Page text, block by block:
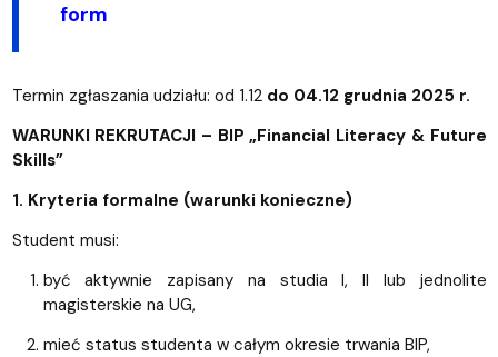
form
Termin zgłaszania udziału: od 1.12do 04.12 grudnia 2025 r.
WARUNKI REKRUTACJI – BIP „Financial Literacy & Future
Skills”
1. Kryteria formalne (warunki konieczne)
Student musi:
być aktywnie zapisany na studia I, II lub jednolite
magisterskie na UG,
mieć status studenta w całym okresie trwania BIP,